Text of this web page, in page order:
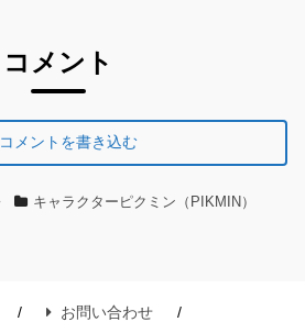
コメント
コメントを書き込む
キャラクターピクミン（PIKMIN）
お問い合わせ